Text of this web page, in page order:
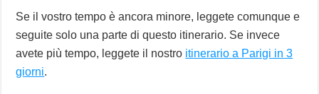
Se il vostro tempo è ancora minore, leggete comunque e
seguite solo una parte di questo itinerario. Se invece
avete più tempo, leggete il nostro itinerario a Parigi in 3
giorni.